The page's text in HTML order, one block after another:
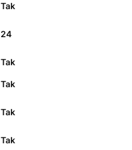
Tak
24
Tak
Tak
Tak
Tak